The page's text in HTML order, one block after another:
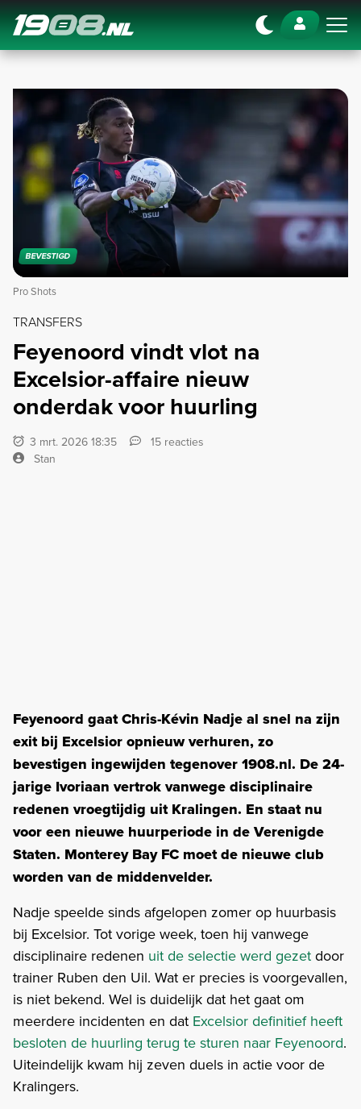
Navigation
BEVESTIGD
Pro Shots
TRANSFERS
Feyenoord vindt vlot na
Excelsior-affaire nieuw
onderdak voor huurling
3 mrt. 2026 18:35
15 reacties
Stan
Feyenoord gaat Chris-Kévin Nadje al snel na zijn
exit bij Excelsior opnieuw verhuren, zo
bevestigen ingewijden tegenover 1908.nl. De 24-
jarige Ivoriaan vertrok vanwege disciplinaire
redenen vroegtijdig uit Kralingen. En staat nu
voor een nieuwe huurperiode in de Verenigde
Staten. Monterey Bay FC moet de nieuwe club
worden van de middenvelder.
Nadje speelde sinds afgelopen zomer op huurbasis
bij Excelsior. Tot vorige week, toen hij vanwege
disciplinaire redenen uit de selectie werd gezet door
trainer Ruben den Uil. Wat er precies is voorgevallen,
is niet bekend. Wel is duidelijk dat het gaat om
meerdere incidenten en dat Excelsior definitief heeft
besloten de huurling terug te sturen naar Feyenoord.
Uiteindelijk kwam hij zeven duels in actie voor de
Kralingers.